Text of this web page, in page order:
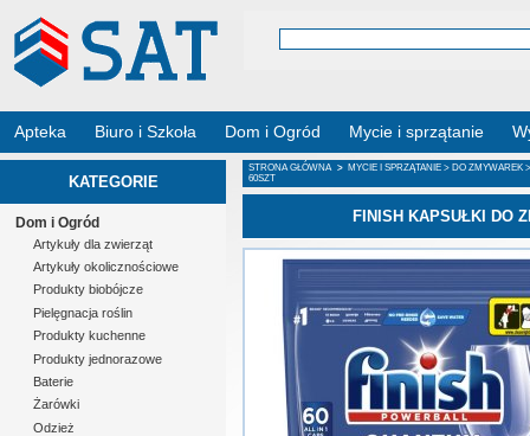
Apteka Biuro i Szkoła Dom i Ogród Mycie i sprzątanie
KATEGORIE
Dom i Ogród
Artykuły dla zwierząt
Artykuły okolicznościowe
Produkty biobójcze
Pielęgnacja roślin
Produkty kuchenne
Produkty jednorazowe
Baterie
Żarówki
Odzież
STRONA GŁÓWNA > MYCIE I SPRZĄTANIE >DO ZMYWAREK
60SZT
FINISH KAPSUŁKI DO